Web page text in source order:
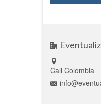
Cali Colombia